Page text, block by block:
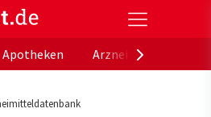
offizielle Gesundheitsportal der
Apotheken